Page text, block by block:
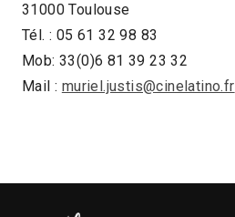
31000 Toulouse
Tél. : 05 61 32 98 83
Mob: 33(0)6 81 39 23 32
Mail : muriel.justis@cinelatino.fr